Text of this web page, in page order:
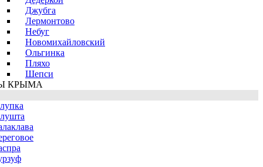
Джубга
Лермонтово
Небуг
Новомихайловский
Ольгинка
Пляхо
Шепси
КРЫМА